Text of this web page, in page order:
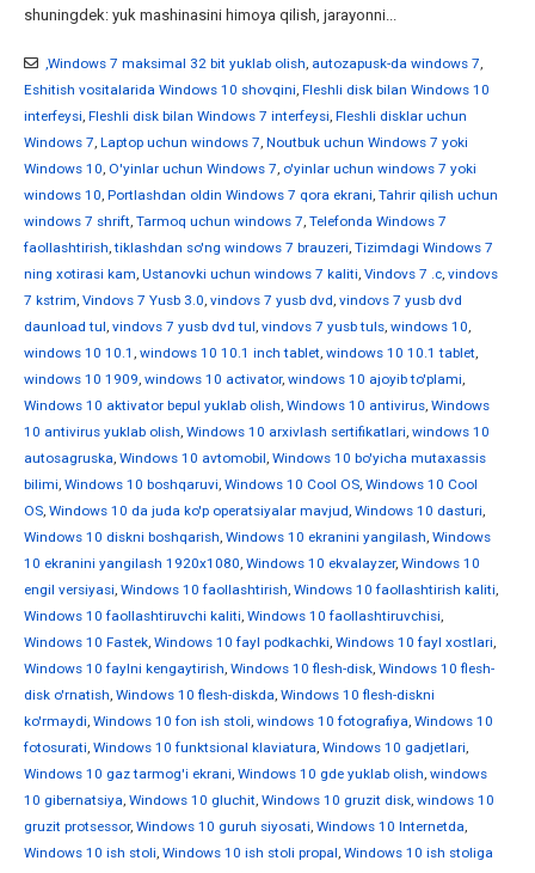
shuningdek: yuk mashinasini himoya qilish, jarayonni...
,Windows 7 maksimal 32 bit yuklab olish, autozapusk-da windows 7,
Eshitish vositalarida Windows 10 shovqini, Fleshli disk bilan Windows 10
interfeysi, Fleshli disk bilan Windows 7 interfeysi, Fleshli disklar uchun
Windows 7, Laptop uchun windows 7, Noutbuk uchun Windows 7 yoki
Windows 10, O'yinlar uchun Windows 7, o'yinlar uchun windows 7 yoki
windows 10, Portlashdan oldin Windows 7 qora ekrani, Tahrir qilish uchun
windows 7 shrift, Tarmoq uchun windows 7, Telefonda Windows 7
faollashtirish,tiklashdan so'ng windows 7 brauzeri, Tizimdagi Windows 7
ning xotirasi kam, Ustanovki uchun windows 7 kaliti, Vindovs 7 .c, vindovs
7 kstrim, Vindovs 7 Yusb 3.0, vindovs 7 yusb dvd, vindovs 7 yusb dvd
daunload tul, vindovs 7 yusb dvd tul, vindovs 7 yusb tuls, windows 10,
windows 10 10.1 , windows 10 10.1 inch tablet, windows 10 10.1 tablet,
windows 10 1909, windows 10 activator, windows 10 ajoyib to'plami,
Windows 10 aktivator bepul yuklab olish, Windows 10 antivirus, Windows
10 antivirus yuklab olish, Windows 10 arxivlash sertifikatlari, windows 10
autosagruska, Windows 10 avtomobil, Windows 10 bo'yicha mutaxassis
bilimi, Windows 10 boshqaruvi, Windows 10 Cool OS, Windows 10 Cool
OS, Windows 10 da juda ko'p operatsiyalar mavjud, Windows 10 dasturi,
Windows 10 diskni boshqarish, Windows 10 ekranini yangilash, Windows
10 ekranini yangilash 1920x1080, Windows 10 ekvalayzer, Windows 10
engil versiyasi, Windows 10 faollashtirish, Windows 10 faollashtirish kaliti,
Windows 10 faollashtiruvchi kaliti, Windows 10 faollashtiruvchisi,
Windows 10 Fastek, Windows 10 fayl podkachki, Windows 10 fayl xostlari,
Windows 10 faylni kengaytirish, Windows 10 flesh-disk, Windows 10 flesh-
disk o'rnatish, Windows 10 flesh-diskda, Windows 10 flesh-diskni
ko'rmaydi, Windows 10 fon ish stoli, windows 10 fotografiya, Windows 10
fotosurati, Windows 10 funktsional klaviatura, Windows 10 gadjetlari,
Windows 10 gaz tarmog'i ekrani, Windows 10 gde yuklab olish, windows
10 gibernatsiya, Windows 10 gluchit, Windows 10 gruzit disk, windows 10
gruzit protsessor, Windows 10 guruh siyosati, Windows 10 Internetda,
Windows 10 ish stoli, Windows 10 ish stoli propal, Windows 10 ish stoliga